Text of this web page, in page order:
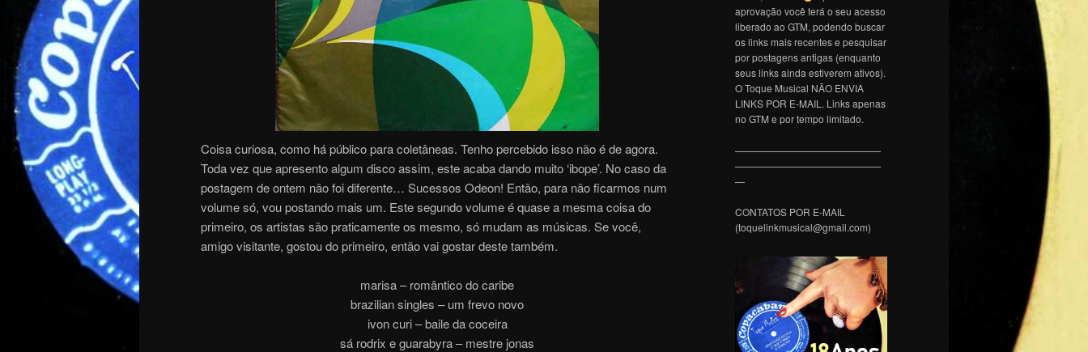
Coisa curiosa, como há público para coletâneas. Tenho percebido isso não é de agora.
Toda vez que apresento algum disco assim, este acaba dando muito ‘ibope’. No caso da
postagem de ontem não foi diferente… Sucessos Odeon! Então, para não ficarmos num
volume só, vou postando mais um. Este segundo volume é quase a mesma coisa do
primeiro, os artistas são praticamente os mesmo, só mudam as músicas. Se você,
amigo visitante, gostou do primeiro, então vai gostar deste também.
marisa – romântico do caribe
brazilian singles – um frevo novo
ivon curi – baile da coceira
sá rodrix e guarabyra – mestre jonas
aprovação você terá o seu acesso
liberado ao GTM, podendo buscar
os links mais recentes e pesquisar
por postagens antigas (enquanto
seus links ainda estiverem ativos).
O Toque Musical NÃO ENVIA
LINKS POR E-MAIL. Links apenas
no GTM e por tempo limitado.
———————————————
———————————————
—
CONTATOS POR E-MAIL
(toquelinkmusical@gmail.com)